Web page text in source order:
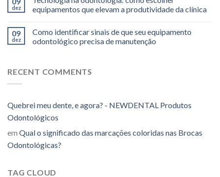
dez
equipamentos que elevam a produtividade da clínica
09
dez
Como identificar sinais de que seu equipamento
odontológico precisa de manutenção
RECENT COMMENTS
Quebrei meu dente, e agora? - NEWDENTAL Produtos
Odontológicos
em Qual o significado das marcações coloridas nas Brocas
Odontológicas?
TAG CLOUD